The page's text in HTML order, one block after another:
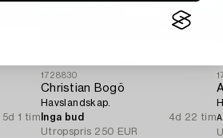
5d 1 tim
1728830
Christian Bogö
Havslandskap.
Inga bud
4d 22 tim
Utropspris 250 EUR